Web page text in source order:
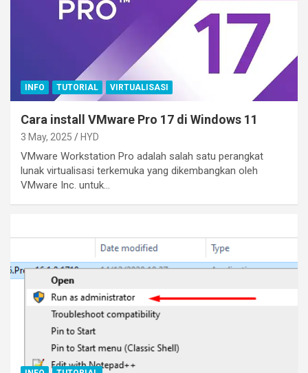
INFO TUTORIAL VIRTUALISASI
Cara install VMware Pro 17 di Windows 11
3 May, 2025 HYD
VMware Workstation Pro adalah salah satu perangkat
lunak virtualisasi terkemuka yang dikembangkan oleh
VMware Inc. untuk…